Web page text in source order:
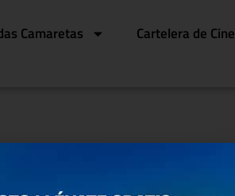
Camaretas Cartelera de Cine